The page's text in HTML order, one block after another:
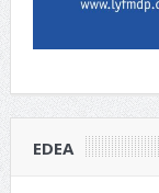
EDEA